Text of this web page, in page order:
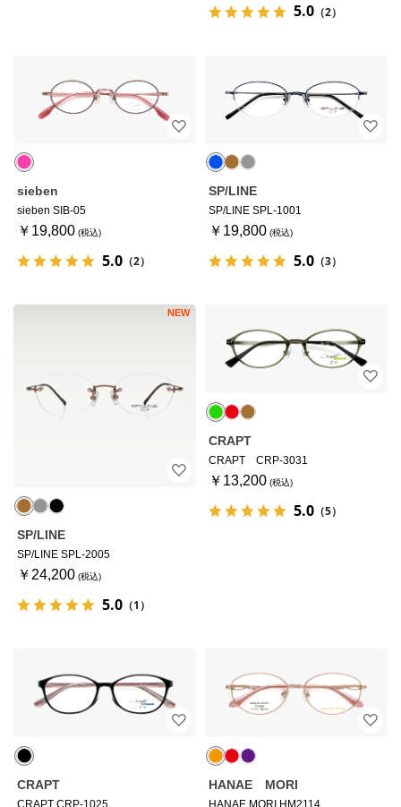
5.0 （2）
sieben
sieben SIB-05
￥19,800
5.0 （2）
SP/LINE
SP/LINE SPL-1001
￥19,800
5.0 （3）
NEW
SP/LINE
SP/LINE SPL-2005
￥24,200
5.0 （1）
CRAPT
CRAPT CRP-3031
￥13,200
5.0 （5）
CRAPT
CRAPT CRP-1025
HANAE MORI
HANAE MORI HM2114